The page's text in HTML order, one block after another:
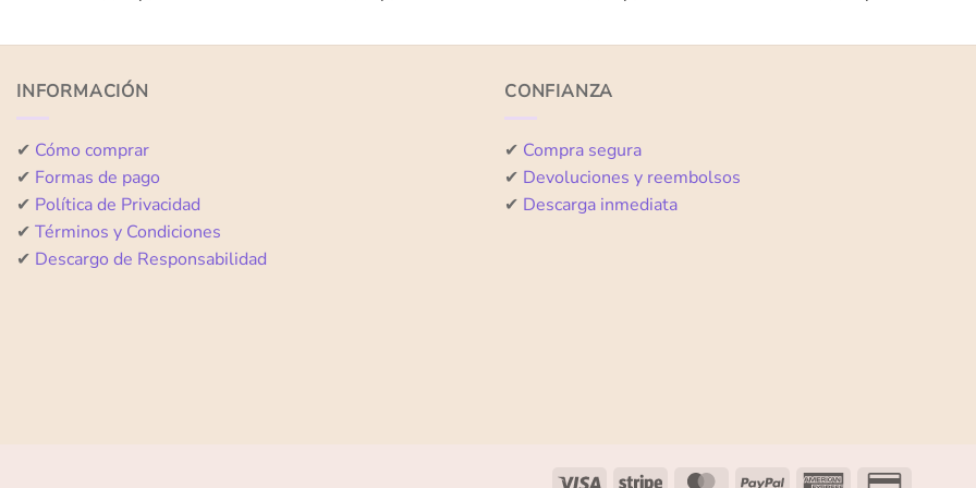
de
de
de
de
INFORMACIÓN
✔ Cómo comprar
✔ Formas de pago
✔ Política de Privacidad
✔ Términos y Condiciones
✔ Descargo de Responsabilidad
CONFIANZA
✔ Compra segura
✔ Devoluciones y reembolsos
✔ Descarga inmediata